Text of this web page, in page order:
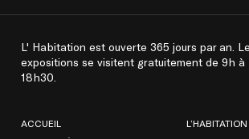
L' Habitation est ouverte 365 jours par an.
expositions se visitent gratuitement de 9h à
18h30.
ACCUEIL